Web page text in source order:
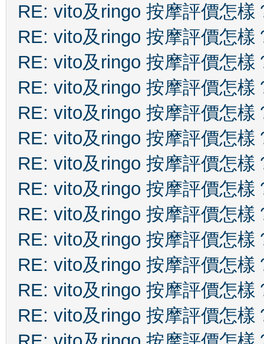
RE: vito及ringo 按摩評價怎樣
RE: vito及ringo 按摩評價怎樣
RE: vito及ringo 按摩評價怎樣
RE: vito及ringo 按摩評價怎樣
RE: vito及ringo 按摩評價怎樣
RE: vito及ringo 按摩評價怎樣
RE: vito及ringo 按摩評價怎樣
RE: vito及ringo 按摩評價怎樣
RE: vito及ringo 按摩評價怎樣
RE: vito及ringo 按摩評價怎樣
RE: vito及ringo 按摩評價怎樣
RE: vito及ringo 按摩評價怎樣
RE: vito及ringo 按摩評價怎樣